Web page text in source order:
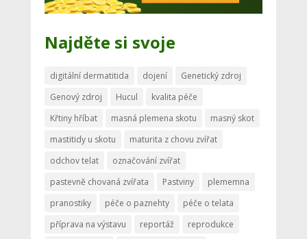
Najděte si svoje
digitální dermatitida dojení
Genetický zdroj
Genový zdroj
Hucul
kvalita péče
Křtiny hříbat
masná plemena skotu
masný skot
mastitidy u skotu
maturita z chovu zvířat
odchov telat
označování zvířat
pastevně chovaná zvířata
Pastviny
plememna
pranostiky
péče o paznehty
péče o telata
příprava na výstavu
reportáž
reprodukce